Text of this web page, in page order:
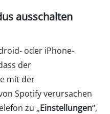
ausschalten
oder iPhone-
der
mit der
Spotify verursachen
zu „Einstellungen“,